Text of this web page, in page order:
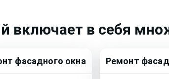
включает в себя
фасадного окна Ремонт